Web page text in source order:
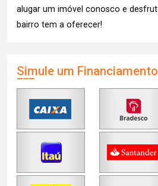
alugar um imóvel conosco e
bairro tem a oferecer!
Simule um Financiamento